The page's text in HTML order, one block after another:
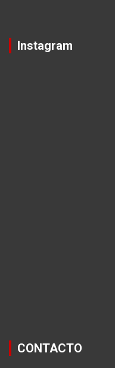
Instagram
CONTACTO